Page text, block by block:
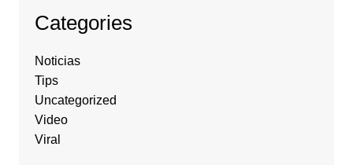
Categories
Noticias
Tips
Uncategorized
Video
Viral